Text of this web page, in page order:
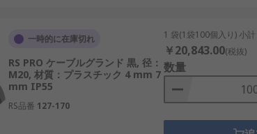
一時的に在庫切れ
RS PRO ケーブルグランド 黒, 径：
M20, 材質：プラスチック 4 mm 7
mm IP55
RS品番 127-170
1 袋(1袋100個入り) 小計
￥20,843.00(税抜)
数量